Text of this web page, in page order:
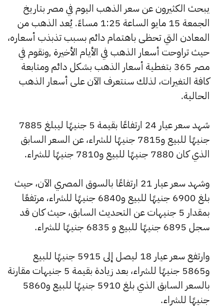
يبحث الكثيرون عن سعر الذهب اليوم في مصر بتاريخ
الجمعة 15 مايو الساعة 1:25 مساءً. يُعد الذهب من
المعادن التي تحظى باهتمام دائم بسبب تذبذب أسعاره،
حيث تراوحت أسعار الذهب في الأيام الأخيرة ,ونقوم في
مصر 365 بتغطية أسعار الذهب بشكل دائم ومتابعة
كافة التغيرات، لذلك سنتعرف الآن على أسعار الذهب
الحالية.
شهد سعر عيار 24 ارتفاعًا بقيمة 5 جنيهًا ليبلغ 7885
جنيهًا للبيع و7815 جنيهًا للشراء، عن السعر السابق
الذي كان 7880 جنيهًا للبيع و7810 جنيهًا للشراء.
وشهد سعر عيار 21 ارتفاعًا بالسوق المصري الآن، حيث
بلغ 6900 جنيهًا للبيع و6840 جنيهًا للشراء، مرتفعًا
بمقدار 5 جنيهات عن التحديث السابق، حيث كان قد
سجل 6895 جنيهًا للبيع و 6835 جنيهًا للشراء.
وارتفع سعر عيار 18 ليصل إلى 5915 جنيهًا للبيع
و5865 جنيهًا للشراء، بعد زيادة بقيمة 5 جنيهات مقارنة
بالسعر السابق الذي بلغ 5910 جنيهًا للبيع و5860
جنيهًا للشراء.